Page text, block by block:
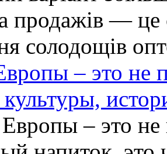
– это не
культуры,